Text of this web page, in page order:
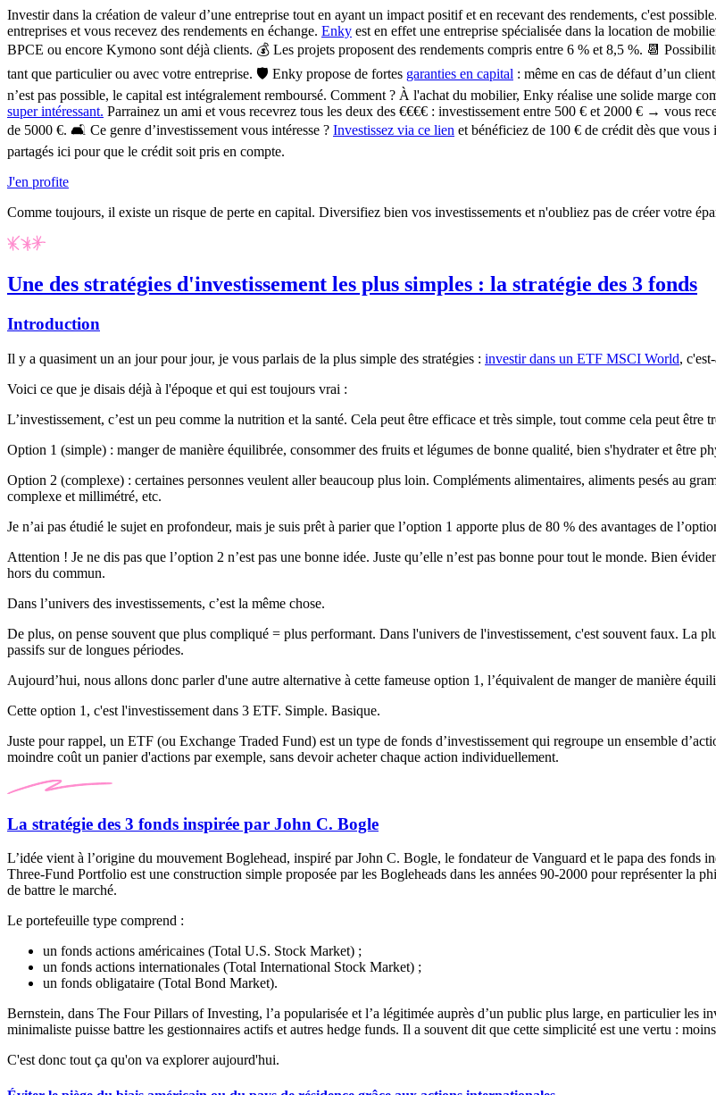
Investir dans la création de valeur d’une entreprise tout en ayant un impact positif et en recevant des rendements, c'est possible.
entreprises et vous recevez des rendements en échange. Enky est en effet une entreprise spécialisée dans la location de
BPCE ou encore Kymono sont déjà clients. 💰 Les projets proposent des rendements compris entre 6 % et 8,5 %. 📆
tant que particulier ou avec votre entreprise. 🛡️ Enky propose de fortes garanties en capital : même en cas de défaut d’un
n’est pas possible, le capital est intégralement remboursé. Comment ? À l'achat du mobilier, Enky réalise une solide marge
super intéressant. Parrainez un ami et vous recevrez tous les deux des €€€€ : investissement entre 500 € et 2000 € → vous
de 5000 €. 🛋️ Ce genre d’investissement vous intéresse ? Investissez via ce lien et bénéficiez de 100 € de crédit dès que
partagés ici pour que le crédit soit pris en compte.
J'en profite
Comme toujours, il existe un risque de perte en capital. Diversifiez bien vos investissements et n'oubliez pas de créer votre
Une des stratégies d'investissement les plus simples : la stratégie des 3 fonds
Introduction
Il y a quasiment un an jour pour jour, je vous parlais de la plus simple des stratégies : investir dans un ETF MSCI World,
Voici ce que je disais déjà à l'époque et qui est toujours vrai :
L’investissement, c’est un peu comme la nutrition et la santé. Cela peut être efficace et très simple, tout comme cela peut
Option 1 (simple) : manger de manière équilibrée, consommer des fruits et légumes de bonne qualité, bien s'hydrater et être
Option 2 (complexe) : certaines personnes veulent aller beaucoup plus loin. Compléments alimentaires, aliments pesés au
complexe et millimétré, etc.
Je n’ai pas étudié le sujet en profondeur, mais je suis prêt à parier que l’option 1 apporte plus de 80 % des avantages de
Attention ! Je ne dis pas que l’option 2 n’est pas une bonne idée. Juste qu’elle n’est pas bonne pour tout le monde. Bien
hors du commun.
Dans l’univers des investissements, c’est la même chose.
De plus, on pense souvent que plus compliqué = plus performant. Dans l'univers de l'investissement, c'est souvent faux. La
passifs sur de longues périodes.
Aujourd’hui, nous allons donc parler d'une autre alternative à cette fameuse option 1, l’équivalent de manger de manière
Cette option 1, c'est l'investissement dans 3 ETF. Simple. Basique.
Juste pour rappel, un ETF (ou Exchange Traded Fund) est un type de fonds d’investissement qui regroupe un ensemble
moindre coût un panier d'actions par exemple, sans devoir acheter chaque action individuellement.
La stratégie des 3 fonds inspirée par John C. Bogle
L’idée vient à l’origine du mouvement Boglehead, inspiré par John C. Bogle, le fondateur de Vanguard et le papa des
Three-Fund Portfolio est une construction simple proposée par les Bogleheads dans les années 90-2000 pour représenter la
de battre le marché.
Le portefeuille type comprend :
un fonds actions américaines (Total U.S. Stock Market) ;
un fonds actions internationales (Total International Stock Market) ;
un fonds obligataire (Total Bond Market).
Bernstein, dans The Four Pillars of Investing, l’a popularisée et l’a légitimée auprès d’un public plus large, en particulier les
minimaliste puisse battre les gestionnaires actifs et autres hedge funds. Il a souvent dit que cette simplicité est une vertu :
C'est donc tout ça qu'on va explorer aujourd'hui.